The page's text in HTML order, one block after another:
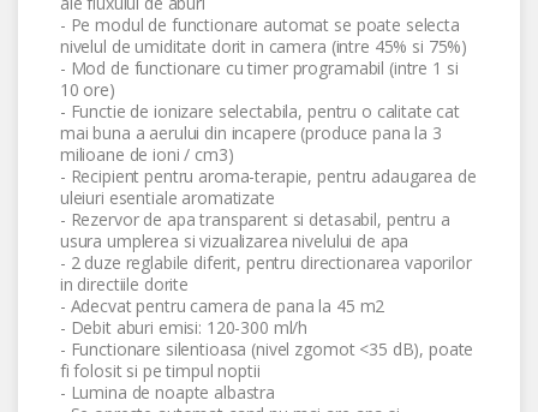
- Pe modul de functionare automat se poate selecta
nivelul de umiditate dorit in camera (intre 45% si 75%)
- Mod de functionare cu timer programabil (intre 1 si
10 ore)
- Functie de ionizare selectabila, pentru o calitate cat
mai buna a aerului din incapere (produce pana la 3
milioane de ioni / cm3)
- Recipient pentru aroma-terapie, pentru adaugarea de
uleiuri esentiale aromatizate
- Rezervor de apa transparent si detasabil, pentru a
usura umplerea si vizualizarea nivelului de apa
- 2 duze reglabile diferit, pentru directionarea vaporilor
in directiile dorite
- Adecvat pentru camera de pana la 45 m2
- Debit aburi emisi: 120-300 ml/h
- Functionare silentioasa (nivel zgomot <35 dB), poate
fi folosit si pe timpul noptii
- Lumina de noapte albastra